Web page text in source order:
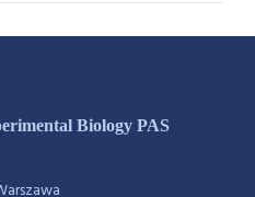
Biology PAS